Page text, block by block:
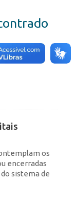
RDE
os
encerradas
sistema de